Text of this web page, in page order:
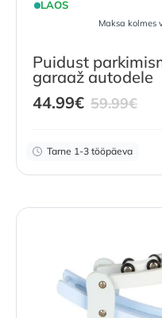
LAOS
Maksa kolmes
Puidust
garaaž autodele
44.99€ Current
is:
44.99
59.99€
Tarne 1-3 tööpäeva